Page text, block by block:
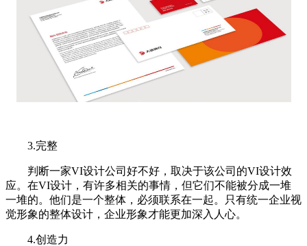
3.完整
判断一家VI设计公司好不好，取决于该公司的VI设计效
应。在VI设计，有许多相关的事情，但它们不能被分成一堆
一堆的。他们是一个整体，必须联系在一起。只有统一企业视
觉形象的整体设计，企业形象才能更加深入人心。
4.创造力